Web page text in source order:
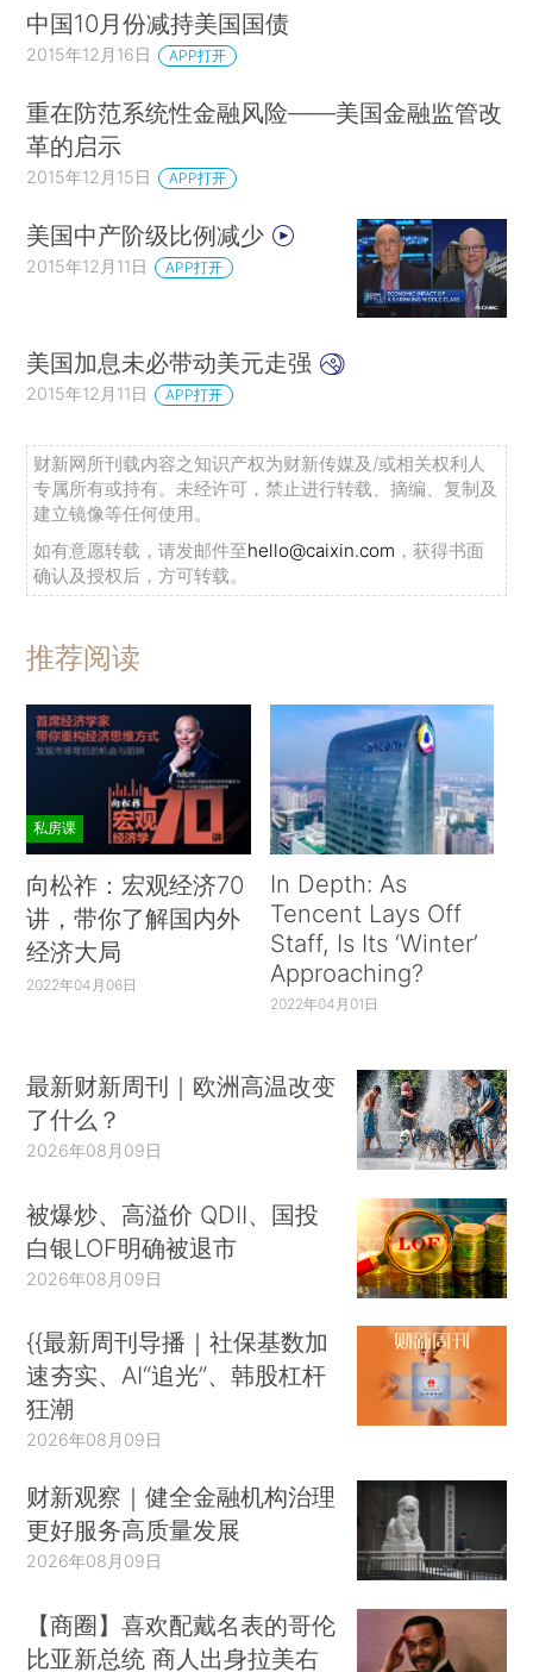
中国10月份减持美国国债
2015年12月16日 APP打开
重在防范系统性金融风险——美国金融监管改
革的启示
2015年12月15日 APP打开
美国中产阶级比例减少
2015年12月11日 APP打开
美国加息未必带动美元走强
2015年12月11日 APP打开
财新网所刊载内容之知识产权为财新传媒及/或相关权利人
专属所有或持有。未经许可，禁止进行转载、摘编、复制及
建立镜像等任何使用。
如有意愿转载，请发邮件至hello@caixin.com ，获得书面
确认及授权后，方可转载。
推荐阅读
私房课
向松祚：宏观经济70
讲，带你了解国内外
经济大局
2022年04月06日
In Depth: As
Tencent Lays Off
Staff, Is Its ‘Winter’
Approaching?
2022年04月01日
最新财新周刊｜欧洲高温改变
了什么？
2026年08月09日
被爆炒、高溢价 QDII、国投
白银LOF明确被退市
2026年08月09日
{{最新周刊导播｜社保基数加
速夯实、AI“追光”、韩股杠杆
狂潮
2026年08月09日
财新观察｜健全金融机构治理
更好服务高质量发展
2026年08月09日
【商圈】喜欢配戴名表的哥伦
比亚新总统 商人出身拉美右